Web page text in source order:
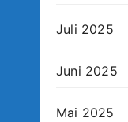
Juli 2025
Juni 2025
Mai 2025